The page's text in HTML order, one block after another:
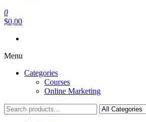
0
$0,00
Menu
Categories
Courses
Online Marketing